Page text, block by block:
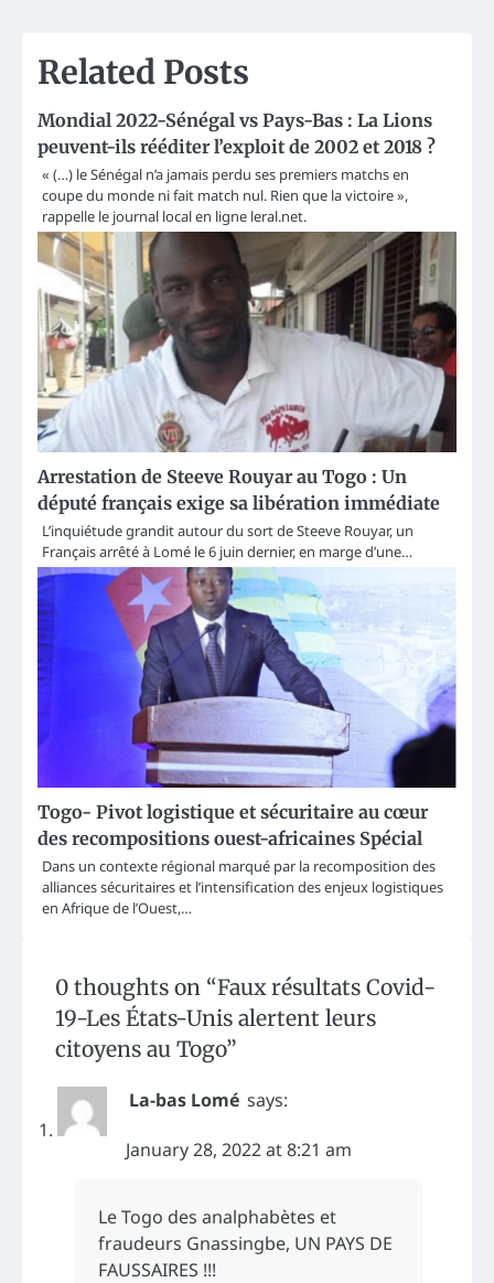
Related Posts
Mondial 2022-Sénégal vs Pays-Bas : La Lions
peuvent-ils rééditer l’exploit de 2002 et 2018 ?
« (…) le Sénégal n’a jamais perdu ses premiers matchs en
coupe du monde ni fait match nul. Rien que la victoire »,
rappelle le journal local en ligne leral.net.
Arrestation de Steeve Rouyar au Togo : Un
député français exige sa libération immédiate
L’inquiétude grandit autour du sort de Steeve Rouyar, un
Français arrêté à Lomé le 6 juin dernier, en marge d’une…
Togo- Pivot logistique et sécuritaire au cœur
des recompositions ouest-africaines Spécial
Dans un contexte régional marqué par la recomposition des
alliances sécuritaires et l’intensification des enjeux logistiques
en Afrique de l’Ouest,…
0 thoughts on “Faux résultats Covid-
19-Les États-Unis alertent leurs
citoyens au Togo”
La-bas Lomé says:
January 28, 2022 at 8:21 am
Le Togo des analphabètes et
fraudeurs Gnassingbe, UN PAYS DE
FAUSSAIRES !!!